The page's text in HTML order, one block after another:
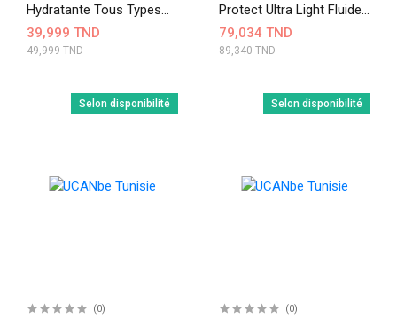
Hydratante Tous Types
De Peaux 40 Ml
39,999 TND
49,999 TND
Protect Ultra Light Fluide
SPF50+ – 50 Ml
79,034 TND
89,340 TND
Selon disponibilité
(0)
Selon disponibilité
(0)